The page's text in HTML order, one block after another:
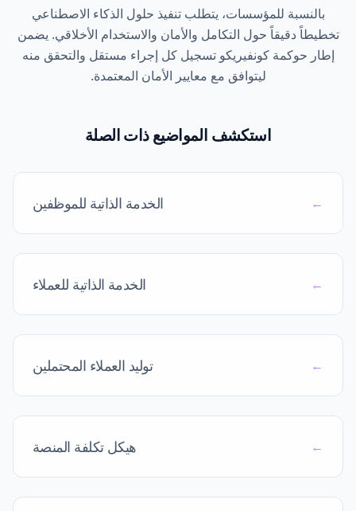
بالنسبة للمؤسسات، يتطلب تنفيذ حلول الذكاء الاصطناعي
دقيقاً حول التكامل والأمان والاستخدام الأخلاقي. يضمن
إطار حوكمة كونفيريكو تسجيل كل إجراء مستقل والتحقق منه
ليتوافق مع معايير الأمان المعتمدة.
استكشف المواضيع ذات الصلة
الخدمة الذاتية للموظفين
الخدمة الذاتية للعملاء
توليد العملاء المحتملين
هيكل تكلفة المنصة